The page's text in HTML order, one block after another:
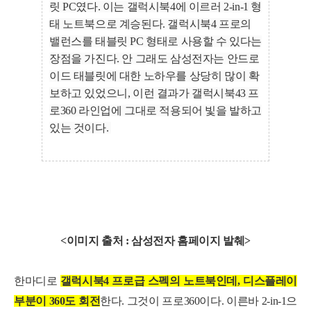
릿 PC였다. 이는 갤럭시북4에 이르러 2-in-1 형
태 노트북으로 계승된다. 갤럭시북4 프로의
밸런스를 태블릿 PC 형태로 사용할 수 있다는
장점을 가진다. 안 그래도 삼성전자는 안드로
이드 태블릿에 대한 노하우를 상당히 많이 확
보하고 있었으니, 이런 결과가 갤럭시북43 프
로360 라인업에 그대로 적용되어 빛을 발하고
있는 것이다.
<이미지 출처 : 삼성전자 홈페이지 발췌>
한마디로 갤럭시북4 프로급 스펙의 노트북인데, 디스플레이
부분이 360도 회전한다. 그것이 프로360이다. 이른바 2-in-1으